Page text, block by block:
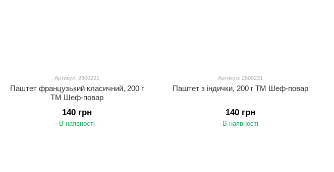
Артикул: 2800221
Паштет французький класичний, 200 г
ТМ Шеф-повар
140 грн
В наявності
Артикул: 2800231
Паштет з індички, 200 г ТМ Шеф-повар
140 грн
В наявності